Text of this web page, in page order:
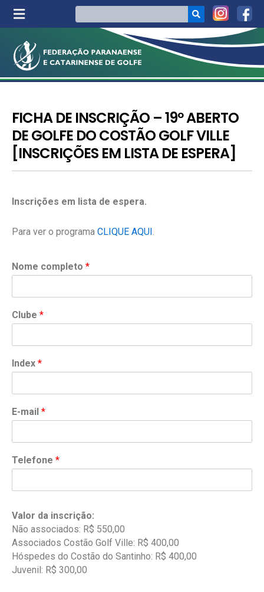
FICHA DE INSCRIÇÃO – 19º ABERTO
DE GOLFE DO COSTÃO GOLF VILLE
[INSCRIÇÕES EM LISTA DE ESPERA]
Inscrições em lista de espera.
Para ver o programa CLIQUE AQUI.
Nome completo *
Clube *
Index *
E-mail *
Telefone *
Valor da inscrição:
Não associados: R$ 550,00
Associados Costão Golf Ville: R$ 400,00
Hóspedes do Costão do Santinho: R$ 400,00
Juvenil: R$ 300,00